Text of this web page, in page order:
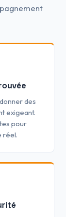
des
exigeant.
pour
réel.